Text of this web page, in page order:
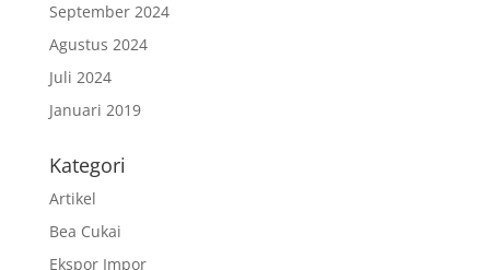
September 2024
Agustus 2024
Juli 2024
Januari 2019
Kategori
Artikel
Bea Cukai
Ekspor Impor